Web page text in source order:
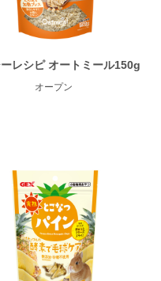
レシピ オートミール150g
オープン